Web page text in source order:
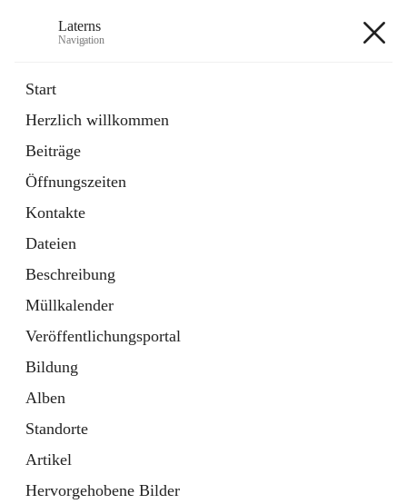
Laterns
Navigation
Start
Herzlich willkommen
Beiträge
Öffnungszeiten
Kontakte
Dateien
Beschreibung
Müllkalender
Veröffentlichungsportal
Bildung
Alben
Standorte
Artikel
Hervorgehobene Bilder
11 Schnellzugriffe
Soziales
1 Schnellzugriff